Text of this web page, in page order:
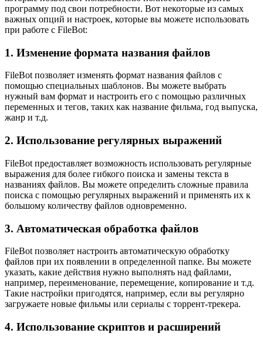
программу под свои потребности. Вот некоторые из самых
важных опций и настроек, которые вы можете использовать
при работе с FileBot:
1. Изменение формата названия файлов
FileBot позволяет изменять формат названия файлов с
помощью специальных шаблонов. Вы можете выбрать
нужный вам формат и настроить его с помощью различных
переменных и тегов, таких как название фильма, год выпуска,
жанр и т.д.
2. Использование регулярных выражений
FileBot предоставляет возможность использовать регулярные
выражения для более гибкого поиска и замены текста в
названиях файлов. Вы можете определить сложные правила
поиска с помощью регулярных выражений и применять их к
большому количеству файлов одновременно.
3. Автоматическая обработка файлов
FileBot позволяет настроить автоматическую обработку
файлов при их появлении в определенной папке. Вы можете
указать, какие действия нужно выполнять над файлами,
например, переименование, перемещение, копирование и т.д.
Такие настройки пригодятся, например, если вы регулярно
загружаете новые фильмы или сериалы с торрент-трекера.
4. Использование скриптов и расширений